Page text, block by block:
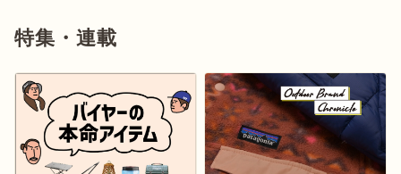
特集・連載